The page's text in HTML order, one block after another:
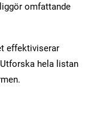
omfattande
effektiviserar
hela listan